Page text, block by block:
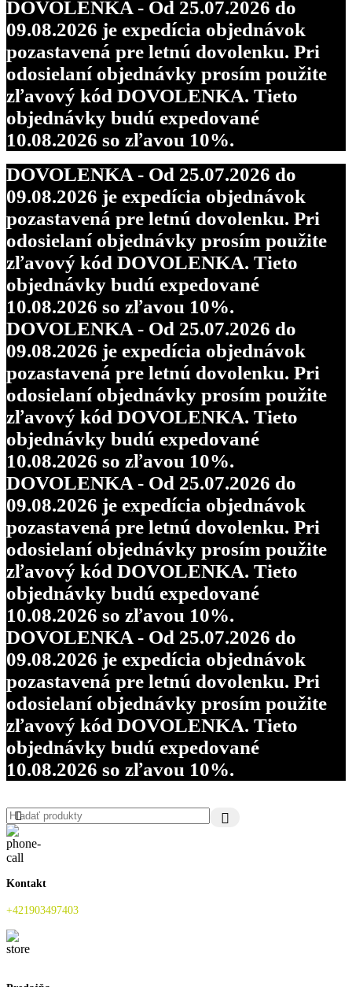
DOVOLENKA - Od 25.07.2026 do
09.08.2026 je expedícia objednávok
pozastavená pre letnú dovolenku. Pri
odosielaní objednávky prosím použite
zľavový kód DOVOLENKA. Tieto
objednávky budú expedované
10.08.2026 so zľavou 10%.
DOVOLENKA - Od 25.07.2026 do
09.08.2026 je expedícia objednávok
pozastavená pre letnú dovolenku. Pri
odosielaní objednávky prosím použite
zľavový kód DOVOLENKA. Tieto
objednávky budú expedované
10.08.2026 so zľavou 10%.
DOVOLENKA - Od 25.07.2026 do
09.08.2026 je expedícia objednávok
pozastavená pre letnú dovolenku. Pri
odosielaní objednávky prosím použite
zľavový kód DOVOLENKA. Tieto
objednávky budú expedované
10.08.2026 so zľavou 10%.
DOVOLENKA - Od 25.07.2026 do
09.08.2026 je expedícia objednávok
pozastavená pre letnú dovolenku. Pri
odosielaní objednávky prosím použite
zľavový kód DOVOLENKA. Tieto
objednávky budú expedované
10.08.2026 so zľavou 10%.
DOVOLENKA - Od 25.07.2026 do
09.08.2026 je expedícia objednávok
pozastavená pre letnú dovolenku. Pri
odosielaní objednávky prosím použite
zľavový kód DOVOLENKA. Tieto
objednávky budú expedované
10.08.2026 so zľavou 10%.
Kontakt
+421903497403